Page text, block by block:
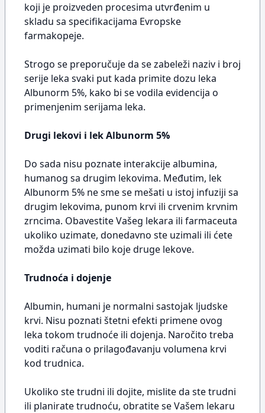
koji je proizveden procesima utvrđenim u
skladu sa specifikacijama Evropske
farmakopeje.
Strogo se preporučuje da se zabeleži naziv i broj
serije leka svaki put kada primite dozu leka
Albunorm 5%, kako bi se vodila evidencija o
primenjenim serijama leka.
Drugi lekovi i lek Albunorm 5%
Do sada nisu poznate interakcije albumina,
humanog sa drugim lekovima. Međutim, lek
Albunorm 5% ne sme se mešati u istoj infuziji sa
drugim lekovima, punom krvi ili crvenim krvnim
zrncima. Obavestite Vašeg lekara ili farmaceuta
ukoliko uzimate, donedavno ste uzimali ili ćete
možda uzimati bilo koje druge lekove.
Trudnoća i dojenje
Albumin, humani je normalni sastojak ljudske
krvi. Nisu poznati štetni efekti primene ovog
leka tokom trudnoće ili dojenja. Naročito treba
voditi računa o prilagođavanju volumena krvi
kod trudnica.
Ukoliko ste trudni ili dojite, mislite da ste trudni
ili planirate trudnoću, obratite se Vašem lekaru